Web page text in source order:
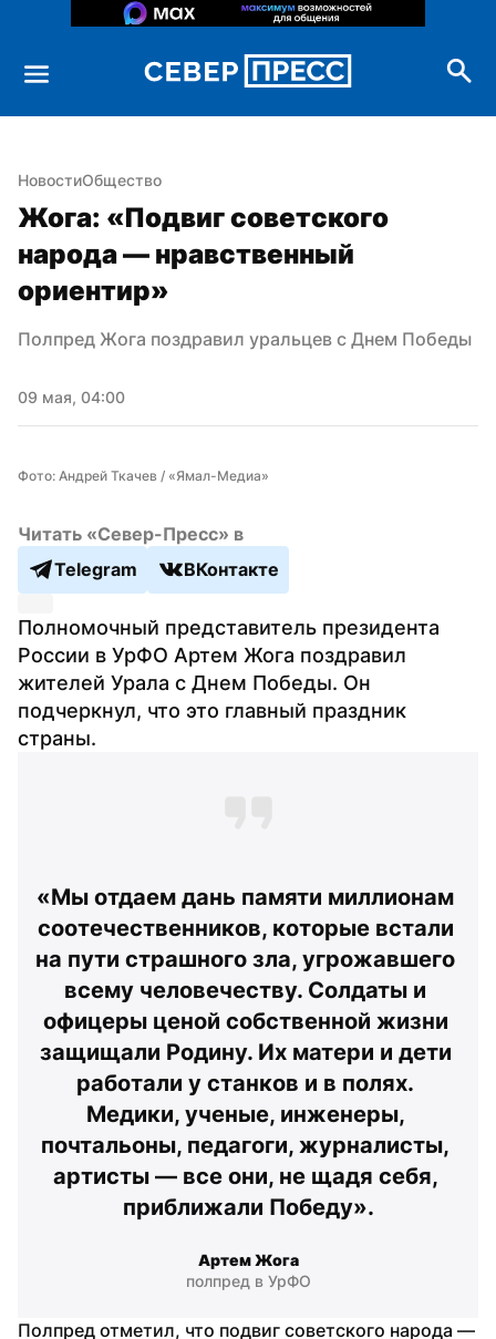
НовостиОбщество
Жога: «Подвиг советского
народа — нравственный
ориентир»
Полпред Жога поздравил уральцев с Днем Победы
09 мая, 04:00
Фото: Андрей Ткачев / «Ямал-Медиа»
Читать «Север-Пресс» в
Telegram
ВКонтакте
Полномочный представитель президента
России в УрФО Артем Жога поздравил
жителей Урала с Днем Победы. Он
подчеркнул, что это главный праздник
страны.
«Мы отдаем дань памяти миллионам
соотечественников, которые встали
на пути страшного зла, угрожавшего
всему человечеству. Солдаты и
офицеры ценой собственной жизни
защищали Родину. Их матери и дети
работали у станков и в полях.
Медики, ученые, инженеры,
почтальоны, педагоги, журналисты,
артисты — все они, не щадя себя,
приближали Победу».
Артем Жога
полпред в УрФО
Полпред отметил, что подвиг советского народа —